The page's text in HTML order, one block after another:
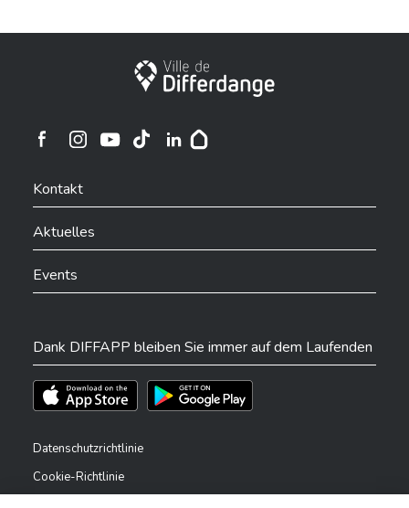
Stadt Differdingen
Ville de Differdange sur Instagram
Kontakt
Aktuelles
Events
Dank DIFFAPP bleiben Sie immer auf dem Laufenden
Téléchargez l'app sur l'App StoreTéléchargez l'app sur Play Store
Datenschutzrichtlinie
Cookie-Richtlinie